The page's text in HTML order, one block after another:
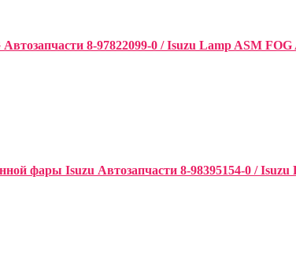
8-97822099-0 / Isuzu Lamp ASM FOG
фары Isuzu Автозапчасти 8-98395154-0 / Isuzu